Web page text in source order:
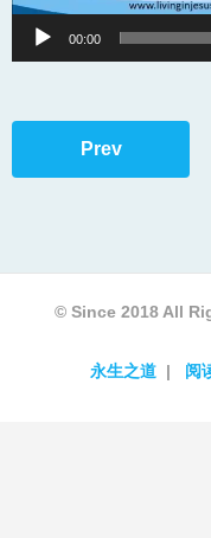
00:00
Prev
© Since 2018 All
永生之道
阅